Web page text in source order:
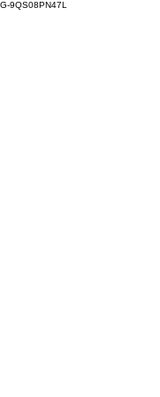
G-9QS08PN47L